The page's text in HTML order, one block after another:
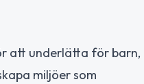
att underlätta för barn,
miljöer som